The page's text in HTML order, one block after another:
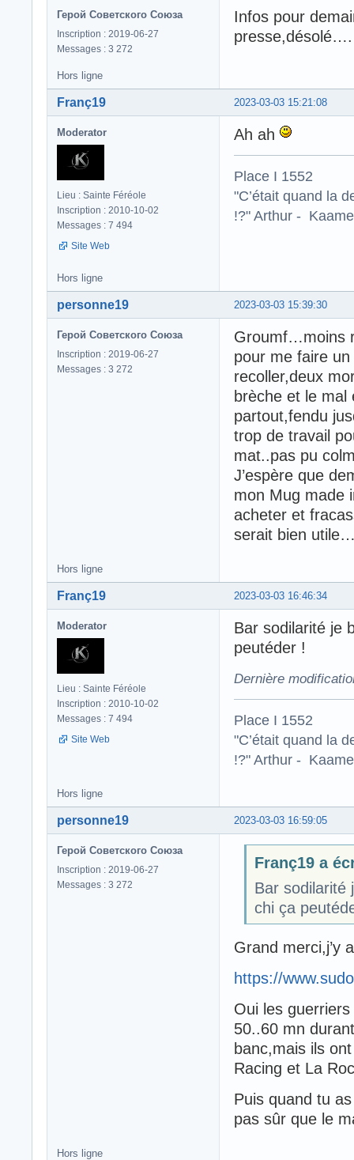
Герой Советского Союза
Inscription : 2019-06-27
Messages : 3 272
Infos pour
Hors ligne
2023-03-03 15:21:08
Franç19
Moderator
Lieu : Sainte Féréole
Inscription : 2010-10-02
Messages : 7 494
Site Web
Ah ah
Place I 1552
"C’était quand la
!?" Arthur -
Hors ligne
2023-03-03 15:39:30
personne19
Герой Советского Союза
Inscription : 2019-06-27
Messages : 3 272
Groumf…moins
pour me faire
recoller,deux
brèche et le mal
partout,fendu
trop de travail
mat..pas pu
J’espère que
mon Mug made
acheter et
serait bien
Hors ligne
2023-03-03 16:46:34
Franç19
Moderator
Lieu : Sainte Féréole
Inscription : 2010-10-02
Messages : 7 494
Site Web
Bar sodilarité je
peutéder !
Dernière
Place I 1552
"C’était quand la
!?" Arthur -
Hors ligne
2023-03-03 16:59:05
personne19
Герой Советского Союза
Inscription : 2019-06-27
Messages : 3 272
Franç19 a
Bar sodilarité
chi ça
Grand merci,j’y
https://
Oui les
50..60 mn
banc,mais ils
Racing et La
Puis quand tu
pas sûr que le
Hors ligne